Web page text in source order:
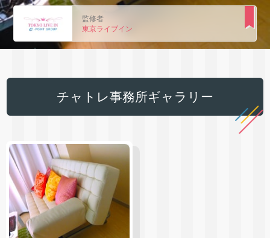
監修者
東京ライブイン
チャトレ事務所ギャラリー